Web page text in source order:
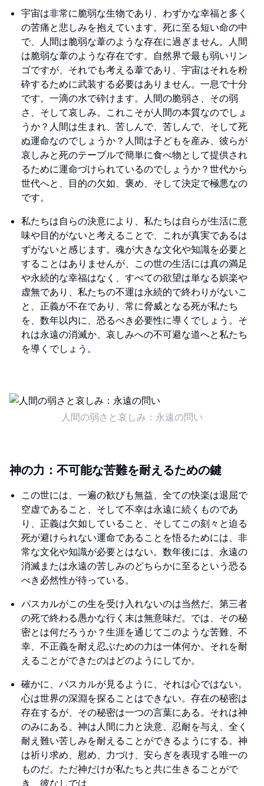
宇宙は非常に脆弱な生物であり、わずかな幸福と多く
の苦痛と悲しみを抱えています。死に至る短い命の中
で、人間は脆弱な葦のような存在に過ぎません。人間
は脆弱な葦のような存在です。自然界で最も弱いリン
ゴですが、それでも考える葦であり、宇宙はそれを粉
砕するために武装する必要はありません。一息で十分
です。一滴の水で砕けます。人間の脆弱さ、その弱
さ、そして哀しみ。これこそが人間の本質なのでしょ
うか？人間は生まれ、苦しんで、苦しんで、そして死
ぬ運命なのでしょうか？人間は子どもを産み、彼らが
哀しみと死のテーブルで簡単に食べ物として提供され
るために運命づけられているのでしょうか？世代から
世代へと、目的の欠如、褒め、そして決定で極悪なの
です。
私たちは自らの決意により、私たちは自らが生活に意
味や目的がないと考えることで、これが真実であるは
ずがないと感じます。魂が大きな文化や知識を必要と
することはありませんが、この世の生活には真の満足
や永続的な幸福はなく、すべての欲望は単なる娯楽や
虚無であり、私たちの不運は永続的で終わりがないこ
と、正義が不在であり、常に脅威となる死が私たち
を、数年以内に、恐るべき必要性に導くでしょう。そ
れは永遠の消滅か、哀しみへの不可避な道へと私たち
を導くでしょう。
人間の弱さと哀しみ：永遠の問い
神の力：不可能な苦難を耐えるための鍵
この世には、一遍の歓びも無益、全ての快楽は退屈で
空虚であること、そして不幸は永遠に続くものであ
り、正義は欠如していること、そしてこの刻々と迫る
死が避けられない運命であることを悟るためには、非
常な文化や知識が必要とはない。数年後には、永遠の
消滅または永遠の苦しみのどちらかに至るという恐る
べき必然性が待っている。
パスカルがこの生を受け入れないのは当然だ。第三者
の死で終わる愚かな行く末は無意味だ。では、その秘
密とは何だろうか？生涯を通じてこのような苦難、不
幸、不正義を耐え忍ぶための力は一体何か。それを耐
えることができたのはどのようにしてか。
確かに、パスカルが見るように、それは心ではない。
心は世界の深淵を探ることはできない。存在の秘密は
存在するが、その秘密は一つの言葉にある。それは神
のみにある。神は人間に力と決意、忍耐を与え、全く
耐え難い苦しみを耐えることができるようにする。神
は祈り求め、慰め、力づけ、安らぎを表現する唯一の
ものだ。ただ神だけが私たちと共に生きることがで
き、彼なしでは